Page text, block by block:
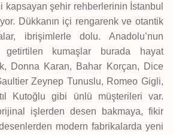
kapsayan şehir rehberlerinin İstanbul
Dükkanın içi rengarenk ve otantik
ibrişimlerle dolu. Anadolu’nun
getirtilen kumaşlar burada hayat
Donna Karan, Bahar Korçan, Dice
Zeynep Tunuslu, Romeo Gigli,
Kutoğlu gibi ünlü müşterileri var.
işlerden desen bakmaya, fikir
modern fabrikalarda yeni